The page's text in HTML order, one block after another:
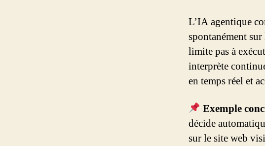
L’IA agentique
spontanément
limite pas à
interprète
en temps réel et
Exemple
décide
sur le site web